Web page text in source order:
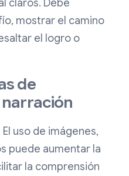
claros. Debe
mostrar el camino
el logro o
de
El uso de imágenes,
puede aumentar la
la comprensión